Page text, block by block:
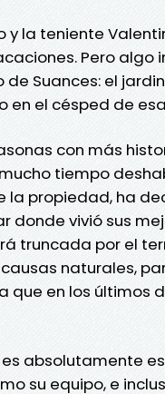
y la teniente
Pero algo
Suances: el
en el césped de
con más
tiempo
la propiedad, ha
donde vivió sus
truncada por el
naturales,
que en los últimos
absolutamente
su equipo, e